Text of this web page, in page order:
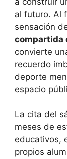
al futuro. Al
sensación
compartida
convierte
recuerdo
deporte
espacio
La cita del
meses de
educativos,
propios